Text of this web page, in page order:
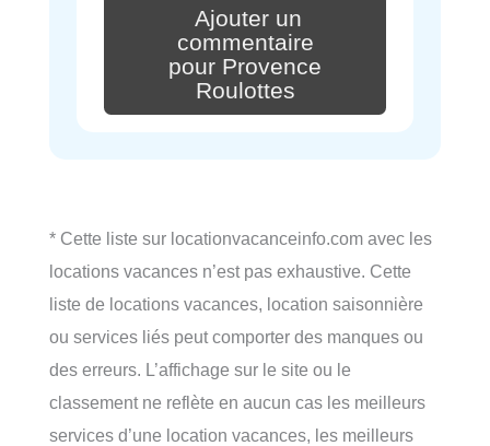
Ajouter un
commentaire
pour Provence
Roulottes
* Cette liste sur locationvacanceinfo.com avec les
locations vacances n’est pas exhaustive. Cette
liste de locations vacances, location saisonnière
ou services liés peut comporter des manques ou
des erreurs. L’affichage sur le site ou le
classement ne reflète en aucun cas les meilleurs
services d’une location vacances, les meilleurs